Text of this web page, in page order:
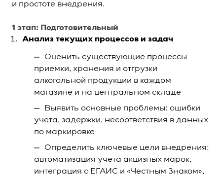
и простоте внедрения.
1 этап: Подготовительный
Анализ текущих процессов и задач
Оценить существующие процессы
приемки, хранения и отгрузки
алкогольной продукции в каждом
магазине и на центральном складе
Выявить основные проблемы: ошибки
учета, задержки, несоответствия в данных
по маркировке
Определить ключевые цели внедрения:
автоматизация учета акцизных марок,
интеграция с ЕГАИС и «Честным Знаком»,